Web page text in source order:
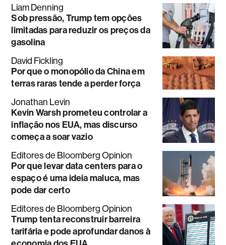
Liam Denning
Sob pressão, Trump tem opções
limitadas para reduzir os preços da
gasolina
David Fickling
Por que o monopólio da China em
terras raras tende a perder força
Jonathan Levin
Kevin Warsh prometeu controlar a
inflação nos EUA, mas discurso
começa a soar vazio
Editores de Bloomberg Opinion
Por que levar data centers para o
espaço é uma ideia maluca, mas
pode dar certo
Editores de Bloomberg Opinion
Trump tenta reconstruir barreira
tarifária e pode aprofundar danos à